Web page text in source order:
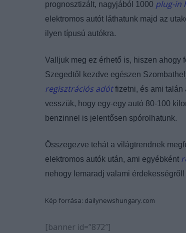
prognosztizált, nagyjából 1000 plug-in
elektromos autót láthatunk majd az
ilyen típusú autókra.
Valljuk meg ez érhető is, hiszen ahogy
Szegedtől kezdve egészen
regisztrációs adót fizetni, és ami talán
vesszük, hogy egy-egy autó 80-100
benzinnel is jelentősen spórolhatunk.
Összegezve tehát a világtrendnek
elektromos autók után, ami egyébként
nehogy lemaradj valami érdekességről!
Kép forrása: dailynewshungary.com
[banner id=”872″]